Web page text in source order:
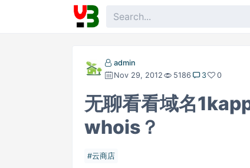
admin
Nov 29, 2012
5186 3 0
无聊看看域名
whois？
云商店